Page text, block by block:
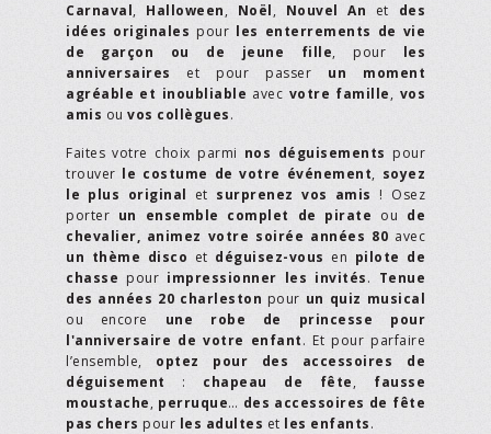
Carnaval, Halloween, Noël, Nouvel An et des
idées originales pour les enterrements de vie
de garçon ou de jeune fille, pour les
anniversaires et pour passer un moment
agréable et inoubliable avec votre famille, vos
amis ou vos collègues.
Faites votre choix parmi nos déguisements pour
trouver le costume de votre événement, soyez
le plus original et surprenez vos amis ! Osez
porter un ensemble complet de pirate ou de
chevalier, animez votre soirée années 80 avec
un thème disco et déguisez-vous en pilote de
chasse pour impressionner les invités. Tenue
des années 20 charleston pour un quiz musical
ou encore une robe de princesse pour
l'anniversaire de votre enfant. Et pour parfaire
l’ensemble, optez pour des accessoires de
déguisement : chapeau de fête, fausse
moustache, perruque… des accessoires de fête
pas chers pour les adultes et les enfants.